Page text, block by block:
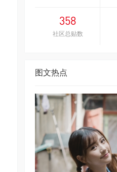
358
社区总贴数
图文热点